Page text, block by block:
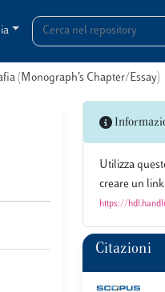
(Monograph’s Chapter/Essay)
Utilizza
creare un
https://
Citazioni